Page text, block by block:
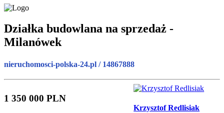
Działka budowlana na sprzedaż -
Milanówek
nieruchomosci-polska-24.pl / 14867888
1 350 000 PLN
Krzysztof Redlisiak